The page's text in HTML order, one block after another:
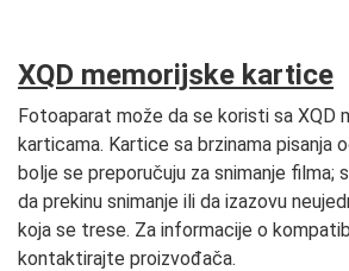
XQD memorijske kartice
Fotoaparat može da se koristi sa XQD
karticama. Kartice sa brzinama pisanja
bolje se preporučuju za snimanje filma;
da prekinu snimanje ili da izazovu
koja se trese. Za informacije o
kontaktirajte proizvođača.